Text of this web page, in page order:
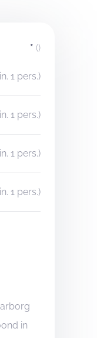
* ()
1 pers.)
1 pers.)
1 pers.)
1 pers.)
in